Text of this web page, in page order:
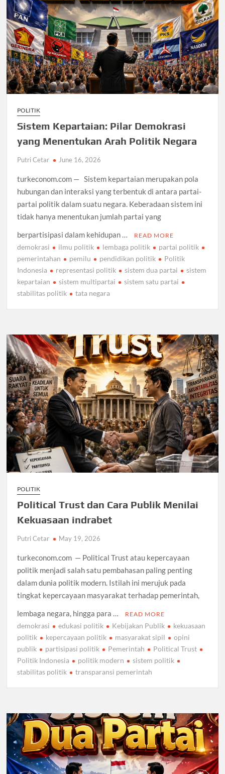
POLITIK
Sistem Kepartaian: Pilar Demokrasi
yang Menentukan Arah Politik Negara
Putri Cetar June 16, 2026
turkeconom.com — Sistem kepartaian merupakan pola
hubungan dan interaksi yang terbentuk di antara partai-
partai politik dalam suatu negara. Keberadaan sistem ini
tidak hanya menentukan jumlah partai yang
berpartisipasi dalam kehidupan …
READ MORE
demokrasi ilmu politik lembaga politik
partai politik
pemerintahan
pemilu pendidikan politik
Politik
Indonesia
representasi politik sistem dua partai
sistem
kepartaian
sistem multipartai
sistem satu partai
stabilitas politik
tata negara
POLITIK
Political Trust dan Cara Publik Menilai
Kekuasaan indrabet
Putri Cetar May 19, 2026
turkeconom.com — Political Trust atau kepercayaan
politik menjadi salah satu pembahasan paling penting
dalam dunia politik modern. Istilah ini merujuk pada
tingkat kepercayaan masyarakat terhadap pemerintah,
lembaga negara, hingga para …
READ MORE
demokrasi edukasi politik Kebijakan Publik
kekuasaan
politik
kepercayaan politik masyarakat sipil
opini
publik
partisipasi politik Pemerintah
Political Trust
Politik Indonesia
politik modern
sistem politik
stabilitas politik
transparansi pemerintah